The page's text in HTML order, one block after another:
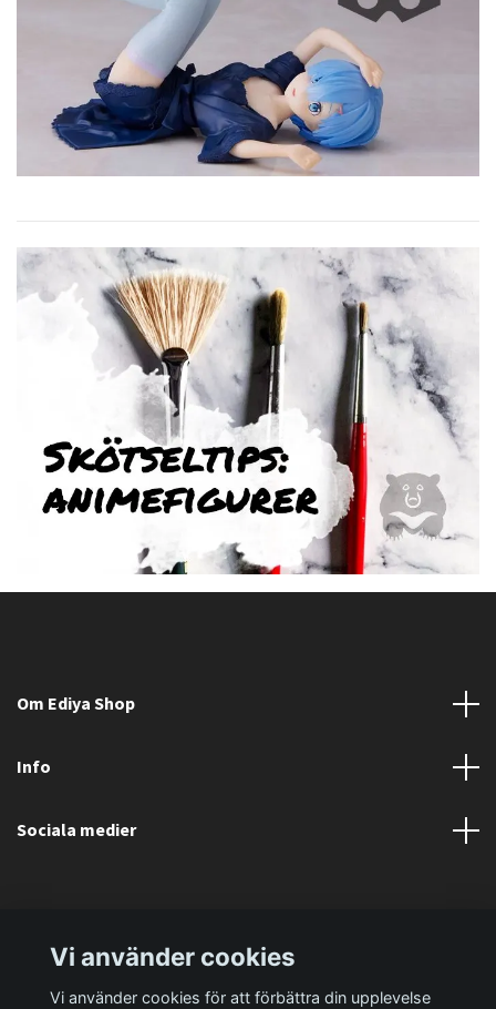
Om Ediya Shop
Info
Sociala medier
Vi använder cookies
Vi använder cookies för att förbättra din upplevelse